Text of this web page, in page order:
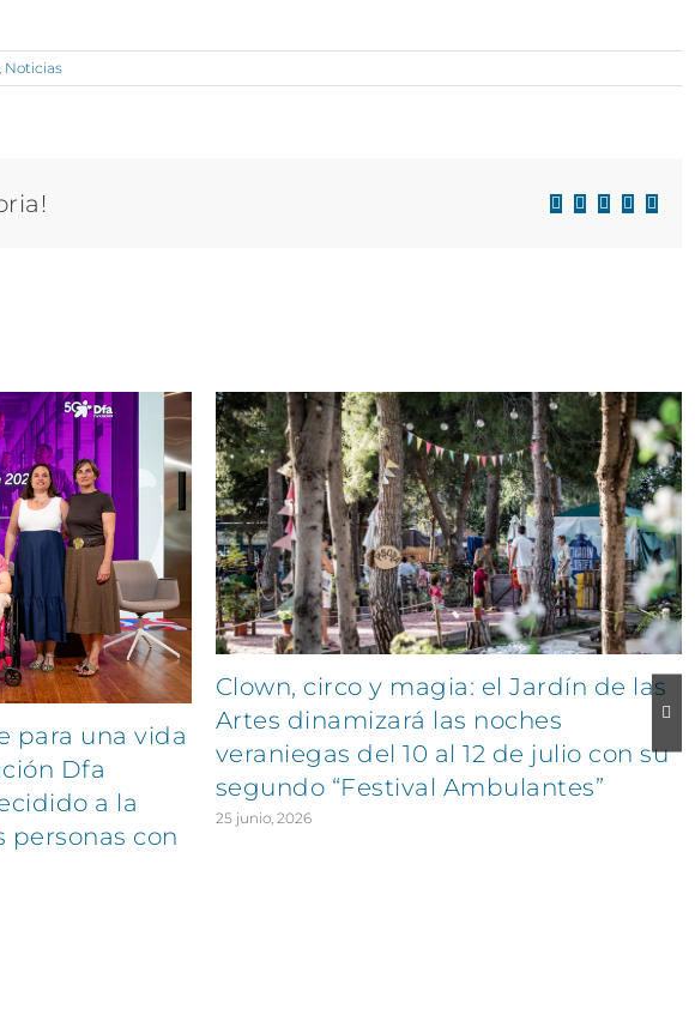
Noticias
Facebook
X LinkedIn
WhatsApp
Correo
para una vida
Dfa
a la
personas con
Clown, circo y magia: el Jardín de las
Artes dinamizará las noches
veraniegas del 10 al 12 de julio con su
segundo “Festival Ambulantes”
25 junio, 2026